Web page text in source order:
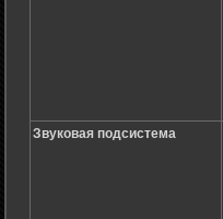
Звуковая подсистема